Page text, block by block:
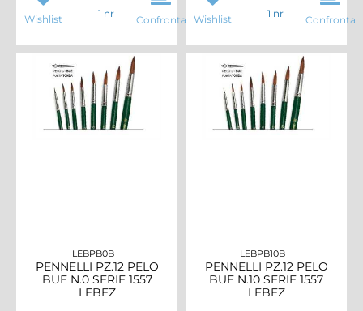
Wishlist
1 nr
Confronta Wishlist
1 nr
Confronta
LEBPB0B
PENNELLI PZ.12 PELO
BUE N.0 SERIE 1557
LEBEZ
LEBPB10B
PENNELLI PZ.12 PELO
BUE N.10 SERIE 1557
LEBEZ